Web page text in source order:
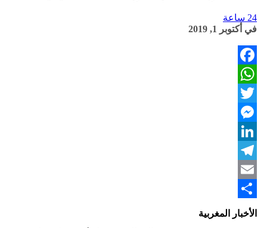
24 ساعة
في أكتوبر 1, 2019
Facebook
WhatsApp
Twitter
Messenger
LinkedIn
Telegram
Email
Share
الأخبار المغربية